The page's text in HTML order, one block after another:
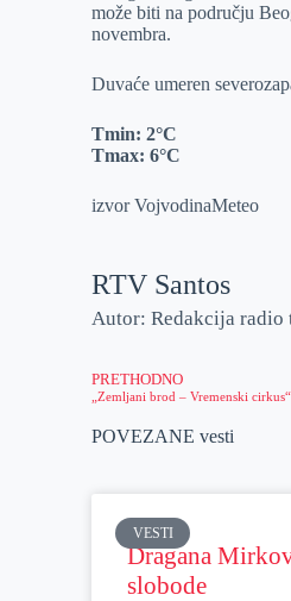
r
n
A
p
i
može biti na području
novembra.
Duvaće umeren
Tmin: 2°C
Tmax:6°C
izvor VojvodinaMeteo
RTV Santos
Autor: Redakcija radio
PRETHODNO
„Zemljani brod – Vremenski
POVEZANE vesti
VESTI
Dragana
slobode